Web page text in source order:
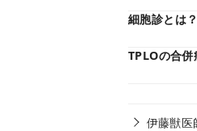
細胞診とは？
TPLOの合併
伊藤獣医